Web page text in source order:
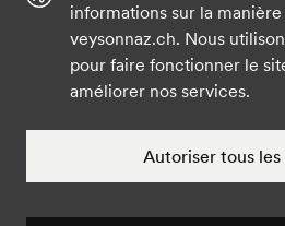
informations sur la
veysonnaz.ch. Nous
pour faire fonctionner le
améliorer nos services.